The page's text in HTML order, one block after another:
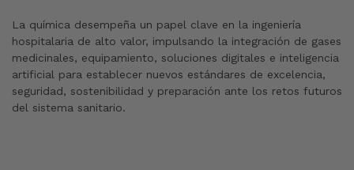
La química desempeña un papel clave en la ingeniería
hospitalaria de alto valor, impulsando la integración de gases
medicinales, equipamiento, soluciones digitales e inteligencia
artificial para establecer nuevos estándares de excelencia,
seguridad, sostenibilidad y preparación ante los retos futuros
del sistema sanitario.